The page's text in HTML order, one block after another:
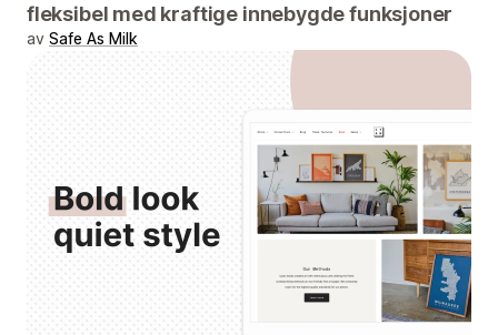
fleksibel med kraftige innebygde funksjoner
av Safe As Milk